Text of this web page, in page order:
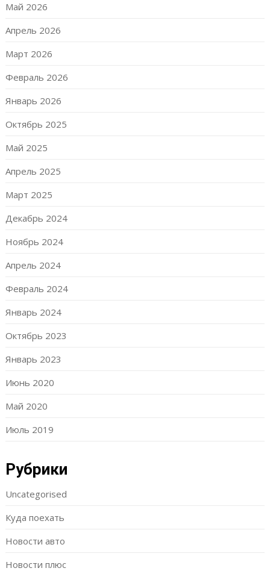
Май 2026
Апрель 2026
Март 2026
Февраль 2026
Январь 2026
Октябрь 2025
Май 2025
Апрель 2025
Март 2025
Декабрь 2024
Ноябрь 2024
Апрель 2024
Февраль 2024
Январь 2024
Октябрь 2023
Январь 2023
Июнь 2020
Май 2020
Июль 2019
Рубрики
Uncategorised
Куда поехать
Новости авто
Новости плюс